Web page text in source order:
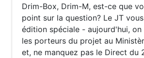
Drim-Box, Drim-M, est-ce que
point sur la question? Le JT
édition spéciale - aujourd'hui, on
les porteurs du projet au
et, ne manquez pas le Direct du